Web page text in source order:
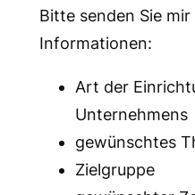
Bitte senden Sie
Informationen:
Art der
Unternehmens
gewünschtes
Zielgruppe